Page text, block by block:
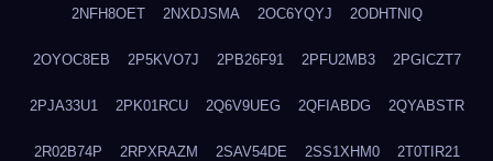
2NFH8OET 2NXDJSMA 2OC6YQYJ 2ODHTNIQ
2OYOC8EB 2P5KVO7J 2PB26F91 2PFU2MB3 2PGICZT7
2PJA33U1 2PK01RCU 2Q6V9UEG 2QFIABDG 2QYABSTR
2R02B74P 2RPXRAZM 2SAV54DE 2SS1XHM0 2T0TIR21